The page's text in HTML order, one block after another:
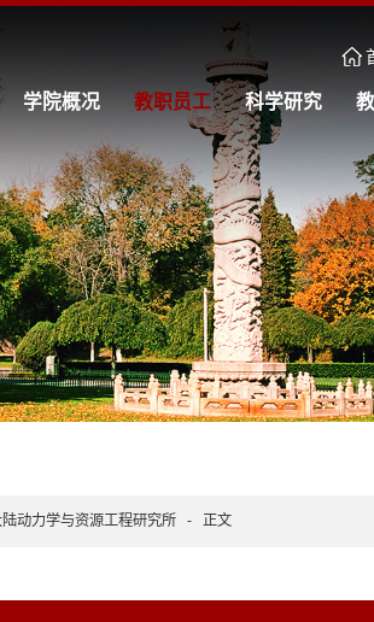
学院概况 教职员工 科学研究
动力学与资源工程研究所 - 正文